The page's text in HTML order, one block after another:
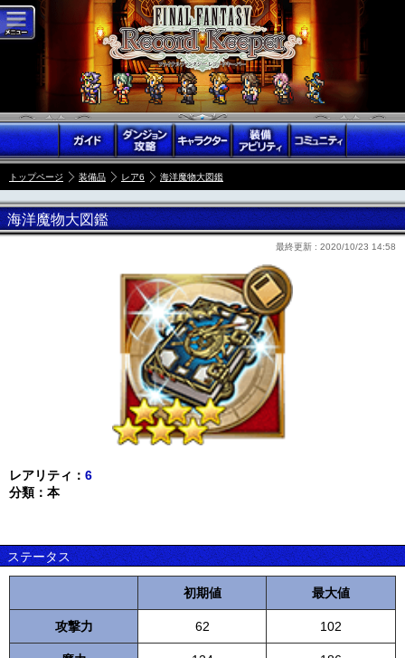
トップページ 装備品 レア6 海洋魔物大図鑑
海洋魔物大図鑑
最終更新 : 2020/10/23 14:58
レアリティ： 6
分類：本
ステータス
初期値 最大値
攻撃力 62 102